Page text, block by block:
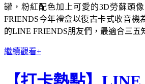
罐，粉紅配色加上可愛的3D勞蘇頭
FRIENDS今年禮盒以復古卡式收音機
的LINE FRIENDS朋友們，最適合三五
繼續觀看+